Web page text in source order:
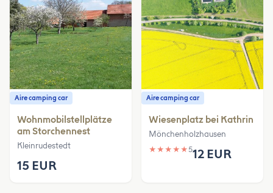
Aire camping car
Wohnmobilstellplätze
am Storchennest
Kleinrudestedt
15 EUR
Aire camping car
Wiesenplatz bei Kathrin
Mönchenholzhausen
★ ★ ★ ★ ★512 EUR